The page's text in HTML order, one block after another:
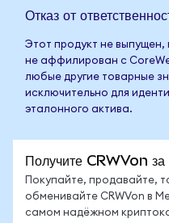
Отказ от
Этот продукт не
не аффилирован с
любые другие товарные
исключительно для
эталонного актива.
Получите CRWVon за
Покупайте, продавайте,
обменивайте CRWVon в
самом надёжном